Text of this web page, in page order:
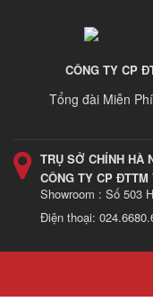
CÔNG TY CP
Tổng đài Miễn
TRỤ SỞ CHÍNH HÀ
CÔNG TY CP ĐTTM
Showroom : Số 503
Điện thoại: